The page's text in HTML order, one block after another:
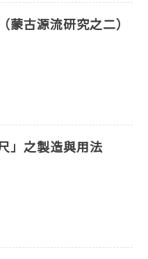
古源流研究之二）
」之製造與用法